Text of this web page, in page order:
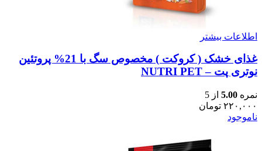
اطلاعات بیشتر
غذای خشک ( کروکت ) مخصوص سگ با 21% پروتئین
نوتری پت – NUTRI PET
نمره 5.00 از 5
۲۲۰,۰۰۰ تومان
ناموجود